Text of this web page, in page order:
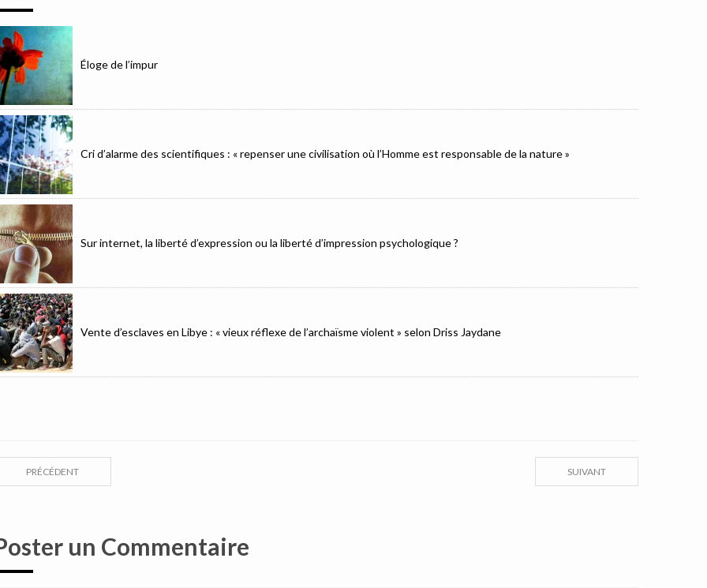
Éloge de l’impur
Cri d’alarme des scientifiques : « repenser une civilisation où l’Homme est responsable de la nature »
Sur internet, la liberté d’expression ou la liberté d’impression psychologique ?
Vente d’esclaves en Libye : « vieux réflexe de l’archaïsme violent » selon Driss Jaydane
SUIVANT
PRÉCÉDENT
un Commentaire